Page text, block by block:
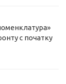
с початку